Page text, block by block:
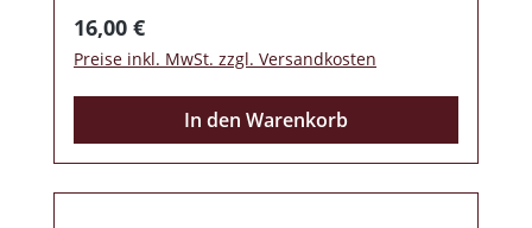
letzten Voll Albums komplett neu gemischt
und gemastert. Dies hat sich mehr als
gelohnt und so erschallen diese
Kampfhymnen in aller Reinheit und
dürften einige Volksempfänger zum
explodieren bringen. Ein neues Lied,
Regulärer Preis:
16,00 €
Preise inkl. MwSt. zzgl. Versandkosten
In den Warenkorb